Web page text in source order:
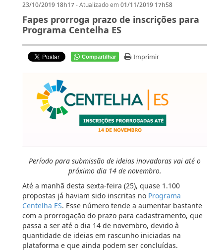
23/10/2019 18h17- Atualizado em 01/11/2019 17h58
Fapes prorroga prazo de inscrições para
Programa Centelha ES
Compartilhar Imprimir
Período para submissão de ideias inovadoras vai até o
próximo dia 14 de novembro.
Até a manhã desta sexta-feira (25), quase 1.100
propostas já haviam sido inscritas no Programa
Centelha ES. Esse número tende a aumentar bastante
com a prorrogação do prazo para cadastramento, que
passa a ser até o dia 14 de novembro, devido à
quantidade de ideias em rascunho iniciadas na
plataforma e que ainda podem ser concluídas.